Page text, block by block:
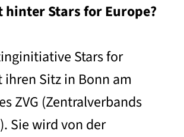
hinter Stars for Europe?
Stars for
ihren Sitz in Bonn am
ZVG (Zentralverbands
Sie wird von der